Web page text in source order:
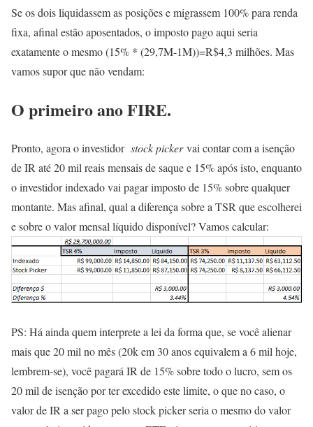
Se os dois liquidassem as posições e migrassem 100% para renda
fixa, afinal estão aposentados, o imposto pago aqui seria
exatamente o mesmo (15% * (29,7M-1M))=R$4,3 milhões. Mas
vamos supor que não vendam:
O primeiro ano FIRE.
Pronto, agora o investidor stock pickervai contar com a isenção
de IR até 20 mil reais mensais de saque e 15% após isto, enquanto
o investidor indexado vai pagar imposto de 15% sobre qualquer
montante. Mas afinal, qual a diferença sobre a TSR que escolherei
e sobre o valor mensal líquido disponível? Vamos calcular:
PS: Há ainda quem interprete a lei da forma que, se você alienar
mais que 20 mil no mês (20k em 30 anos equivalem a 6 mil hoje,
lembrem-se), você pagará IR de 15% sobre todo o lucro, sem os
20 mil de isenção por ter excedido este limite, o que no caso, o
valor de IR a ser pago pelo stock picker seria o mesmo do valor